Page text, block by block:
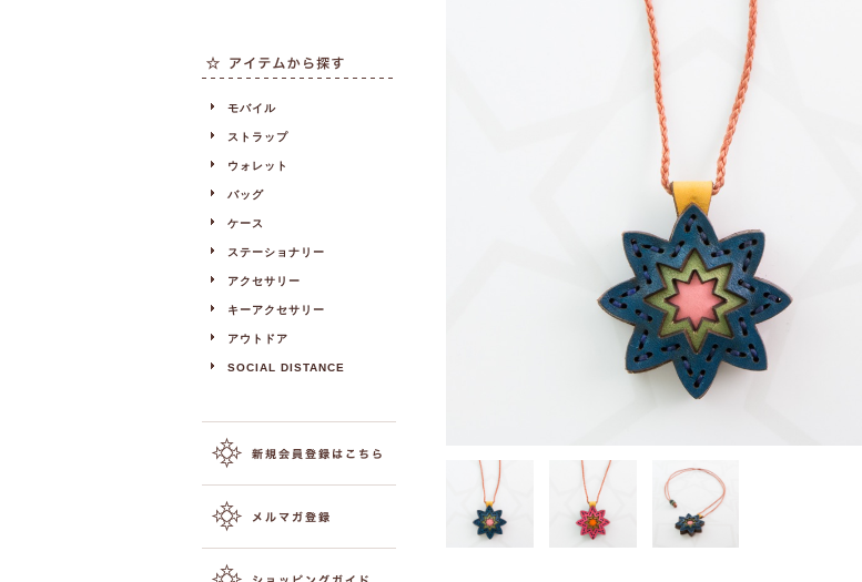
モバイル
ストラップ
ウォレット
バッグ
ケース
ステーショナリー
アクセサリー
キーアクセサリー
アウトドア
SOCIAL DISTANCE